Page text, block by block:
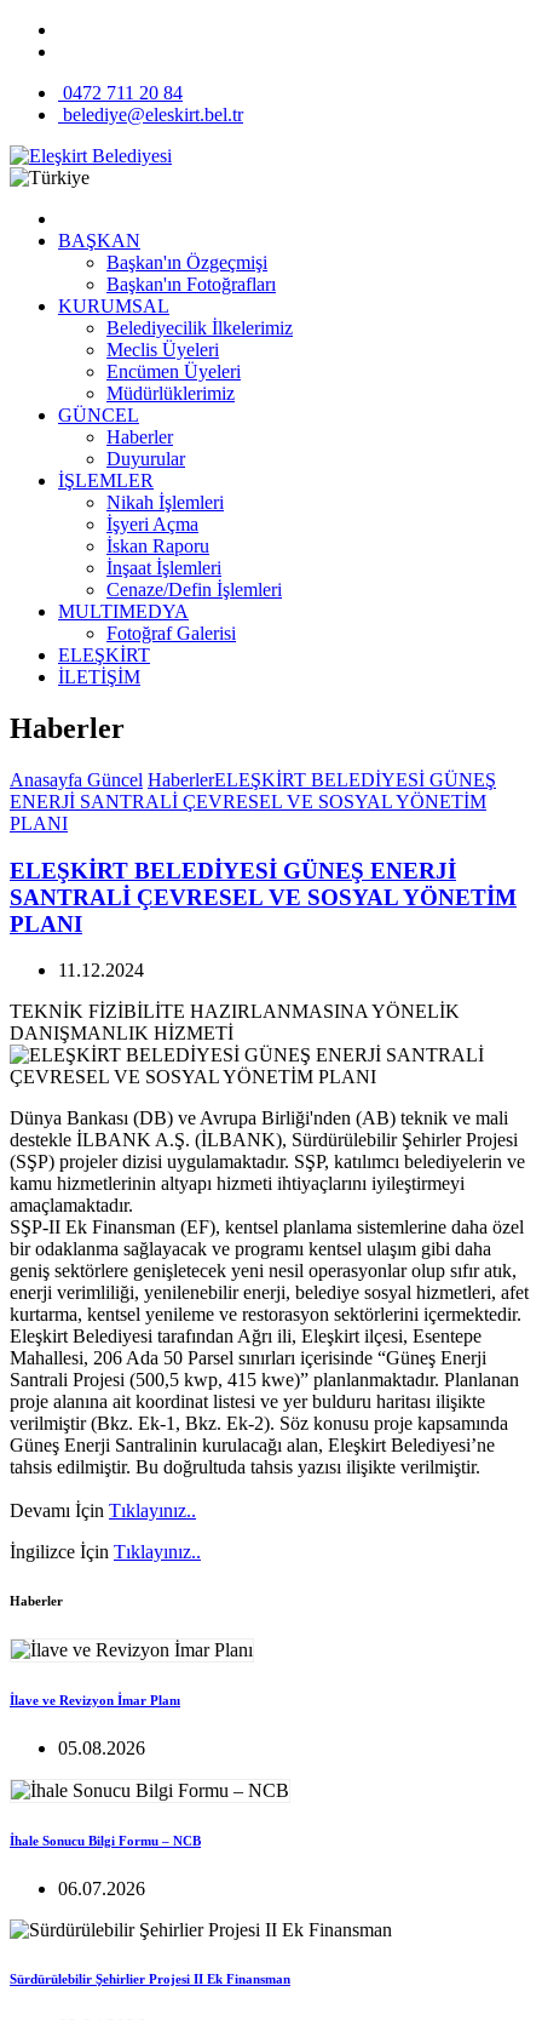
0472 711 20 84
belediye@eleskirt.bel.tr
BAŞKAN
Başkan'ın Özgeçmişi
Başkan'ın Fotoğrafları
KURUMSAL
Belediyecilik İlkelerimiz
Meclis Üyeleri
Encümen Üyeleri
Müdürlüklerimiz
GÜNCEL
Haberler
Duyurular
İŞLEMLER
Nikah İşlemleri
İşyeri Açma
İskan Raporu
İnşaat İşlemleri
Cenaze/Defin İşlemleri
MULTIMEDYA
Fotoğraf Galerisi
ELEŞKİRT
İLETİŞİM
Haberler
Anasayfa Güncel HaberlerELEŞKİRT BELEDİYESİ GÜNEŞ
ENERJİ SANTRALİ ÇEVRESEL VE SOSYAL YÖNETİM
PLANI
ELEŞKİRT BELEDİYESİ GÜNEŞ ENERJİ
SANTRALİ ÇEVRESEL VE SOSYAL YÖNETİM
PLANI
11.12.2024
TEKNİK FİZİBİLİTE HAZIRLANMASINA YÖNELİK
DANIŞMANLIK HİZMETİ
Dünya Bankası (DB) ve Avrupa Birliği'nden (AB) teknik ve mali
destekle İLBANK A.Ş. (İLBANK), Sürdürülebilir Şehirler Projesi
(SŞP) projeler dizisi uygulamaktadır. SŞP, katılımcı belediyelerin ve
kamu hizmetlerinin altyapı hizmeti ihtiyaçlarını iyileştirmeyi
amaçlamaktadır.
SŞP-II Ek Finansman (EF), kentsel planlama sistemlerine daha özel
bir odaklanma sağlayacak ve programı kentsel ulaşım gibi daha
geniş sektörlere genişletecek yeni nesil operasyonlar olup sıfır atık,
enerji verimliliği, yenilenebilir enerji, belediye sosyal hizmetleri, afet
kurtarma, kentsel yenileme ve restorasyon sektörlerini içermektedir.
Eleşkirt Belediyesi tarafından Ağrı ili, Eleşkirt ilçesi, Esentepe
Mahallesi, 206 Ada 50 Parsel sınırları içerisinde “Güneş Enerji
Santrali Projesi (500,5 kwp, 415 kwe)” planlanmaktadır. Planlanan
proje alanına ait koordinat listesi ve yer bulduru haritası ilişikte
verilmiştir (Bkz. Ek-1, Bkz. Ek-2). Söz konusu proje kapsamında
Güneş Enerji Santralinin kurulacağı alan, Eleşkirt Belediyesi’ne
tahsis edilmiştir. Bu doğrultuda tahsis yazısı ilişikte verilmiştir.
Devamı İçin Tıklayınız..
İngilizce İçin Tıklayınız..
Haberler
İlave ve Revizyon İmar Planı
05.08.2026
İhale Sonucu Bilgi Formu – NCB
06.07.2026
Sürdürülebilir Şehirlier Projesi II Ek Finansman